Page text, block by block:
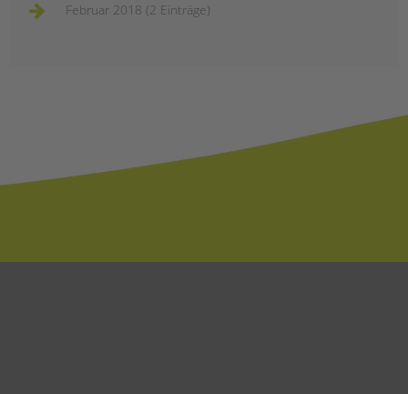
Februar 2018 (2 Einträge)